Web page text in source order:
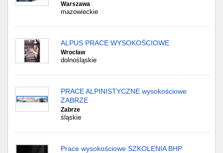
Warszawa
mazowieckie
ALPUS PRACE WYSOKOŚCIOWE
Wrocław
dolnośląskie
PRACE ALPINISTYCZNE wysokościowe
ZABRZE
Zabrze
śląskie
Prace wysokościowe SZKOLENIA BHP